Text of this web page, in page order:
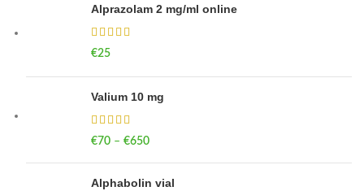
Alprazolam 2 mg/ml online
€25
Valium 10 mg
€70 – €650
Alphabolin vial